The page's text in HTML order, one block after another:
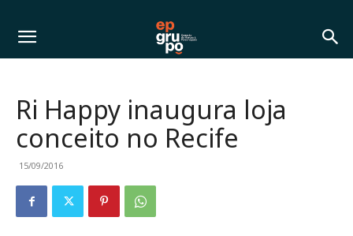
Ri Happy inaugura loja
conceito no Recife
15/09/2016